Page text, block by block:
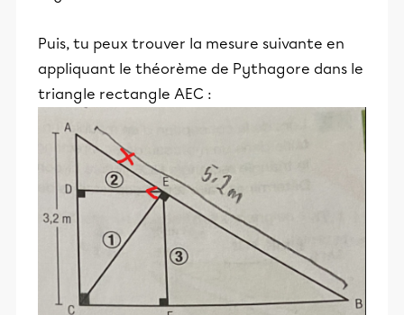
Puis, tu peux trouver la mesure suivante en
appliquant le théorème de Pythagore dans le
triangle rectangle AEC :